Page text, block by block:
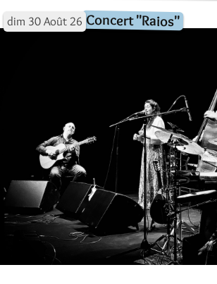
dim 30 Août 26 Concert "Raios"